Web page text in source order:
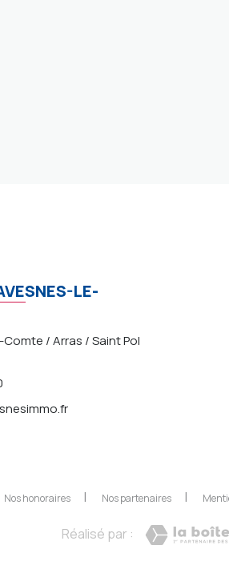
LE-
/ Arras / Saint Pol
Nos honoraires Nos partenaires
Réalisé par :